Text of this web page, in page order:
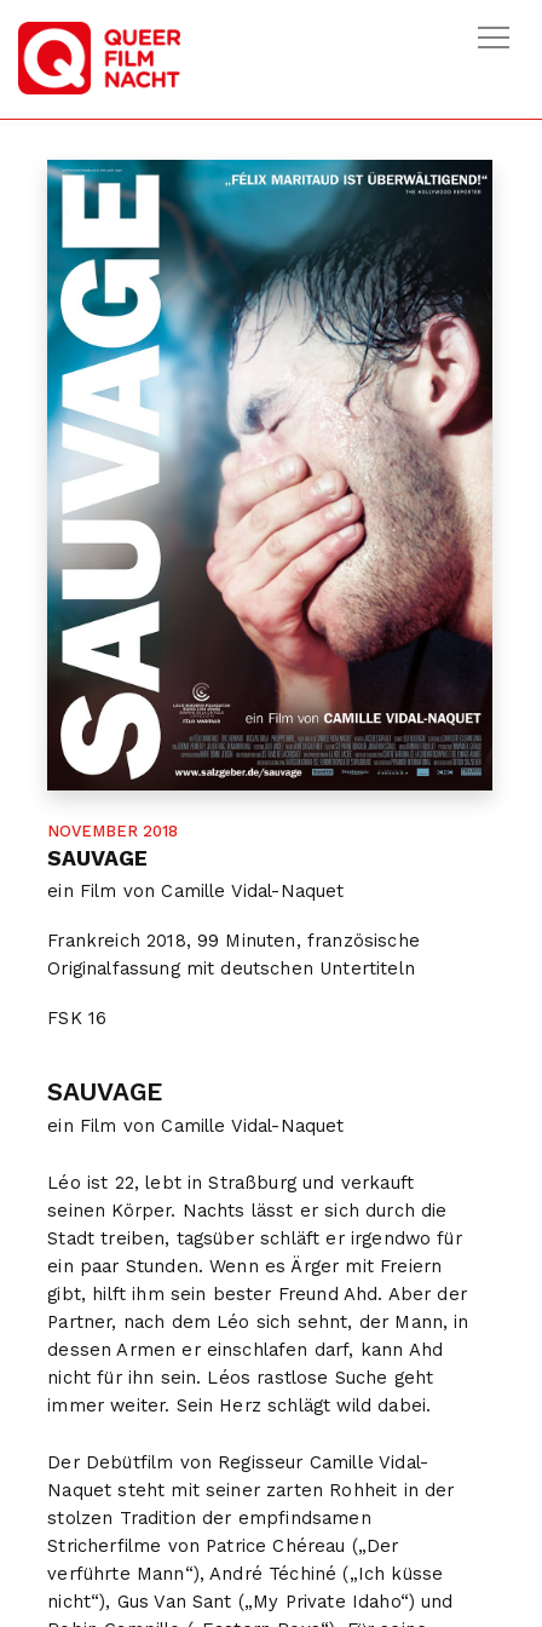
NOVEMBER 2018
SAUVAGE
ein Film von Camille Vidal-Naquet
Frankreich 2018, 99 Minuten, französische
Originalfassung mit deutschen Untertiteln
FSK16
SAUVAGE
ein Film von Camille Vidal-Naquet
Léo ist 22, lebt in Straßburg und verkauft
seinen Körper. Nachts lässt er sich durch die
Stadt treiben, tagsüber schläft er irgendwo für
ein paar Stunden. Wenn es Ärger mit Freiern
gibt, hilft ihm sein bester Freund Ahd. Aber der
Partner, nach dem Léo sich sehnt, der Mann, in
dessen Armen er einschlafen darf, kann Ahd
nicht für ihn sein. Léos rastlose Suche geht
immer weiter. Sein Herz schlägt wild dabei.
Der Debütfilm von Regisseur Camille Vidal-
Naquet steht mit seiner zarten Rohheit in der
stolzen Tradition der empfindsamen
Stricherfilme von Patrice Chéreau („Der
verführte Mann“), André Téchiné („Ich küsse
nicht“), Gus Van Sant („My Private Idaho“) und